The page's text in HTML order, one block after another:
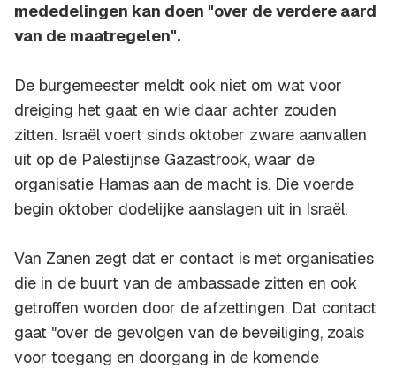
mededelingen kan doen "over de verdere aard
van de maatregelen".
De burgemeester meldt ook niet om wat voor
dreiging het gaat en wie daar achter zouden
zitten. Israël voert sinds oktober zware aanvallen
uit op de Palestijnse Gazastrook, waar de
organisatie Hamas aan de macht is. Die voerde
begin oktober dodelijke aanslagen uit in Israël.
Van Zanen zegt dat er contact is met organisaties
die in de buurt van de ambassade zitten en ook
getroffen worden door de afzettingen. Dat contact
gaat "over de gevolgen van de beveiliging, zoals
voor toegang en doorgang in de komende